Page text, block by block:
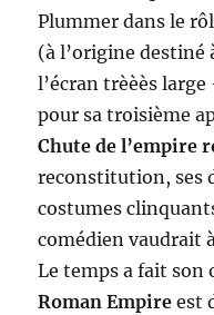
Plummer dans le
(à l’origine destiné
l’écran trèèès
pour sa troisième
Chute de l’empire
reconstitution, ses
costumes
comédien vaudrait
Le temps a fait
Roman Empire est